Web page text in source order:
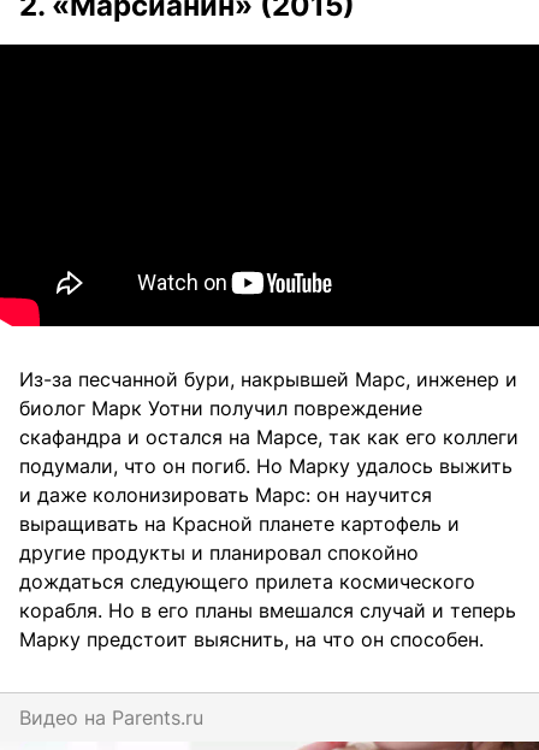
Из-за песчанной бури, накрывшей Марс, инженер и
биолог Марк Уотни получил повреждение
скафандра и остался на Марсе, так как его коллеги
подумали, что он погиб. Но Марку удалось выжить
и даже колонизировать Марс: он научится
выращивать на Красной планете картофель и
другие продукты и планировал спокойно
дождаться следующего прилета космического
корабля. Но в его планы вмешался случай и теперь
Марку предстоит выяснить, на что он способен.
Видео на parents.ru